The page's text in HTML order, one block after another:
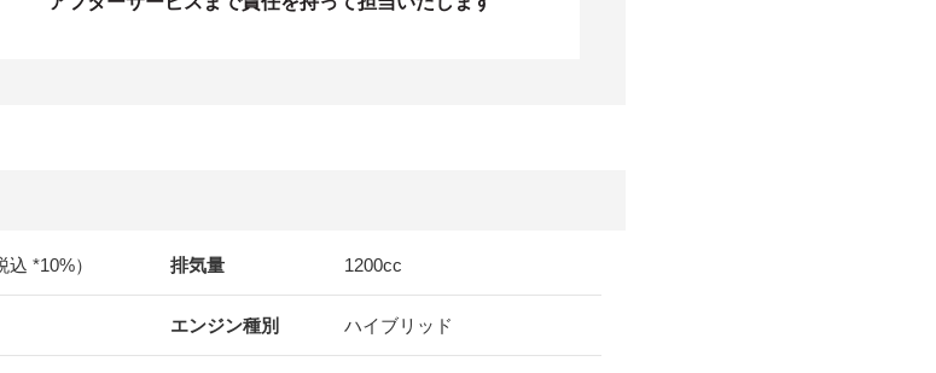
*10%） 排気量 1200cc
エンジン種別 ハイブリッド